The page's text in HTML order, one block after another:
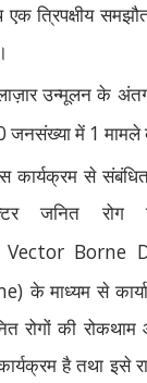
त्रिपक्षीय
उन्मूलन के
जनसंख्या में 1 मामले
कार्यक्रम से
जनित रोग
Borne
के माध्यम से
रोगों की
है तथा इसे